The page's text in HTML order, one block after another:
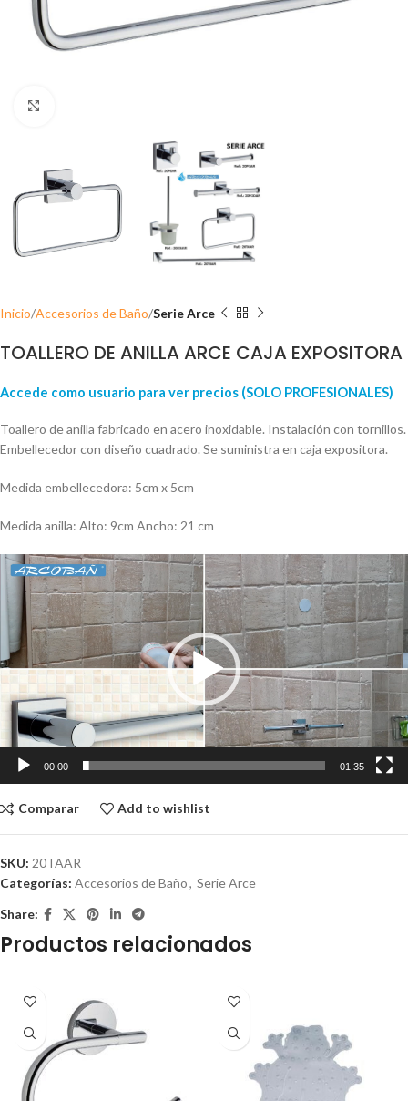
Inicio Accesorios de Baño Serie Arce
TOALLERO DE ANILLA ARCE CAJA EXPOSITORA
Accede como usuario para ver precios (SOLO PROFESIONALES)
Toallero de anilla fabricado en acero inoxidable. Instalación con tornillos.
Embellecedor con diseño cuadrado. Se suministra en caja expositora.
Medida embellecedora: 5cm x 5cm
Medida anilla: Alto: 9cm Ancho: 21 cm
Reproductor
vídeo
00:00 01:35
Comparar Add to wishlist
SKU: 20TAAR
Categorías: Accesorios de Baño, Serie Arce
Share:
Productos relacionados